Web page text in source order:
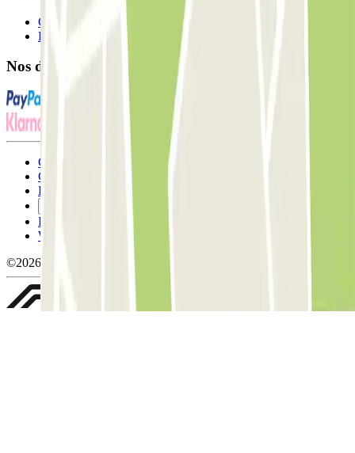
Contactez-nous
FAQ
Nos différents modes de paiement:
Conditions générales d'utilisation et contrat
Conditions d'annulation
Politique relative aux cookies
Politique de confidentialité
Whistleblowing
©2026 Parclick. Tous droits réservés